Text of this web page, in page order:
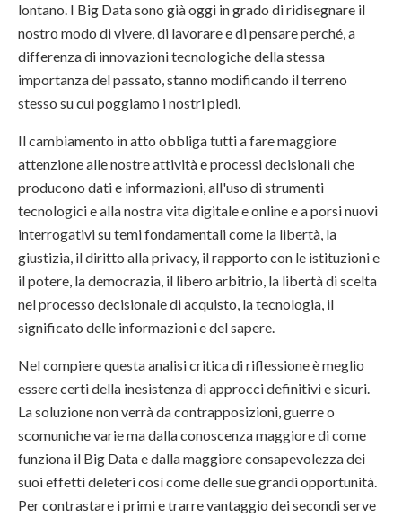
lontano. I Big Data sono già oggi in grado di ridisegnare il
nostro modo di vivere, di lavorare e di pensare perché, a
differenza di innovazioni tecnologiche della stessa
importanza del passato, stanno modificando il terreno
stesso su cui poggiamo i nostri piedi.
Il cambiamento in atto obbliga tutti a fare maggiore
attenzione alle nostre attività e processi decisionali che
producono dati e informazioni, all'uso di strumenti
tecnologici e alla nostra vita digitale e online e a porsi nuovi
interrogativi su temi fondamentali come la libertà, la
giustizia, il diritto alla privacy, il rapporto con le istituzioni e
il potere, la democrazia, il libero arbitrio, la libertà di scelta
nel processo decisionale di acquisto, la tecnologia, il
significato delle informazioni e del sapere.
Nel compiere questa analisi critica di riflessione è meglio
essere certi della inesistenza di approcci definitivi e sicuri.
La soluzione non verrà da contrapposizioni, guerre o
scomuniche varie ma dalla conoscenza maggiore di come
funziona il Big Data e dalla maggiore consapevolezza dei
suoi effetti deleteri così come delle sue grandi opportunità.
Per contrastare i primi e trarre vantaggio dei secondi serve